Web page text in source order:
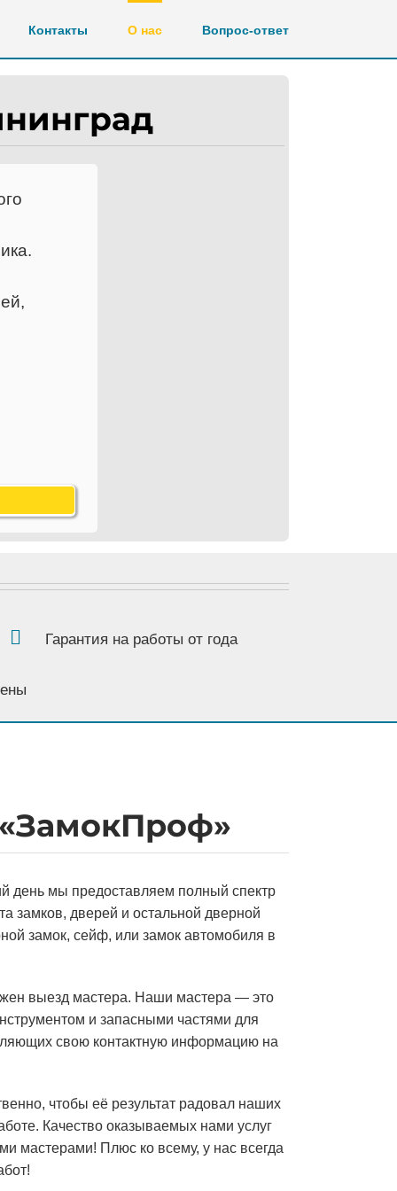
Контакты О нас Вопрос-ответ
Гарантия на работы от года
день мы предоставляем полный спектр
замков, дверей и остальной дверной
замок, сейф, или замок автомобиля в
выезд мастера. Наши мастера — это
и запасными частями для
свою контактную информацию на
чтобы её результат радовал наших
Качество оказываемых нами услуг
мастерами! Плюс ко всему, у нас всегда